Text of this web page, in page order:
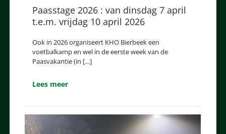
Paasstage 2026 : van dinsdag 7 april
t.e.m. vrijdag 10 april 2026
Ook in 2026 organiseert KHO Bierbeek een
voetbalkamp en wel in de eerste week van de
Paasvakantie (in […]
Lees meer